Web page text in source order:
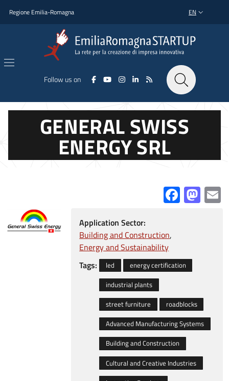
Regione Emilia-Romagna LANGUAGE
EN
Follow us on
GENERAL SWISS
ENERGY SRL
Application Sector:
Building and Construction
Energy and Sustainability
Tags:
led
energy certification
industrial plants
street furniture
roadblocks
Advanced Manufacturing Systems
Building and Construction
Cultural and Creative Industries